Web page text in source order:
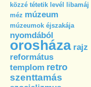
közzé tétetik levél
libamáj
méz múzeum
múzeumok éjszakája
nyomdából
orosháza rajz
református
templom retro
szenttamás